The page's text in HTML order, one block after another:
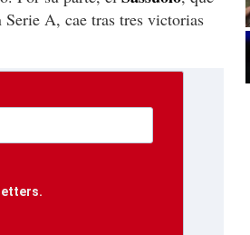
A, cae tras tres victorias